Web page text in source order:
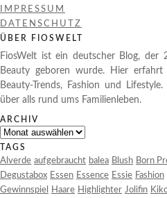
IMPRESSUM
DATENSCHUTZ
ÜBER FIOSWELT
FiosWelt ist ein deutscher Blog, der
Beauty geboren wurde. Hier
Beauty-Trends, Fashion und
über alls rund ums Familienleben.
ARCHIV
Archiv
TAGS
Alverde aufgebraucht balea Blush Born
Degustabox Essen Essence Essie Fashion
Gewinnspiel
Haare Highlighter Jolifin